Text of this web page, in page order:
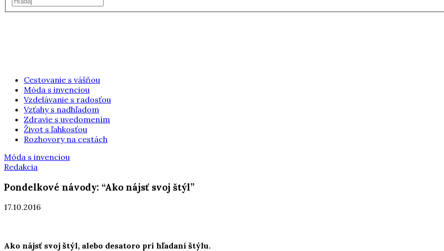
Cestovanie s vášňou
Móda s invenciou
Vzdelávanie s radosťou
Vzťahy s nadhľadom
Zdravie s uvedomením
Život s ľahkosťou
Rozhovory na cestách
Móda s invenciou
Redakcia
Pondelkové návody: “Ako nájsť svoj štýl”
17.10.2016
Ako nájsť svoj štýl, alebo desatoro pri hľadaní štýlu.